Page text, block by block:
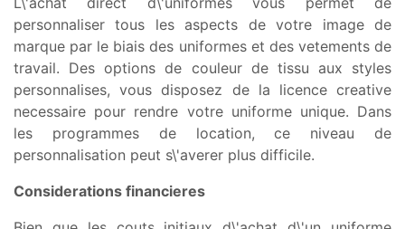
personnaliser tous les aspects de votre image de
marque par le biais des uniformes et des vetements de
travail. Des options de couleur de tissu aux styles
personnalises, vous disposez de la licence creative
necessaire pour rendre votre uniforme unique. Dans
les programmes de location, ce niveau de
personnalisation peut s\'averer plus difficile.
Considerations financieres